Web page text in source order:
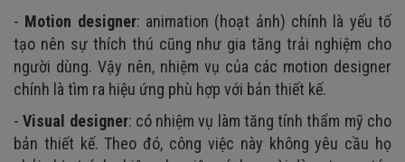
- Motion designer: animation (hoạt ảnh) chính là yếu tố
tạo nên sự thích thú cũng như gia tăng trải nghiệm cho
người dùng. Vậy nên, nhiệm vụ của các motion designer
chính là tìm ra hiệu ứng phù hợp với bản thiết kế.
-Visual designer: có nhiệm vụ làm tăng tính thẩm mỹ cho
bản thiết kế. Theo đó, công việc này không yêu cầu họ